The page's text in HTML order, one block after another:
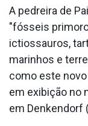
A pedreira de
"fósseis
ictiossauros,
marinhos e
como este
em exibição no
em Denkendorf